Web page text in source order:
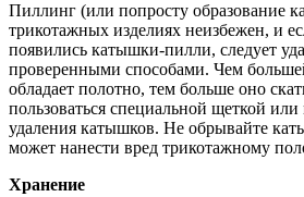
Пиллинг (или попросту образование
трикотажных изделиях неизбежен, и
появились катышки-пилли, следует
проверенными способами. Чем
обладает полотно, тем больше оно
пользоваться специальной щеткой
удаления катышков. Не обрывайте
может нанести вред трикотажному
Хранение